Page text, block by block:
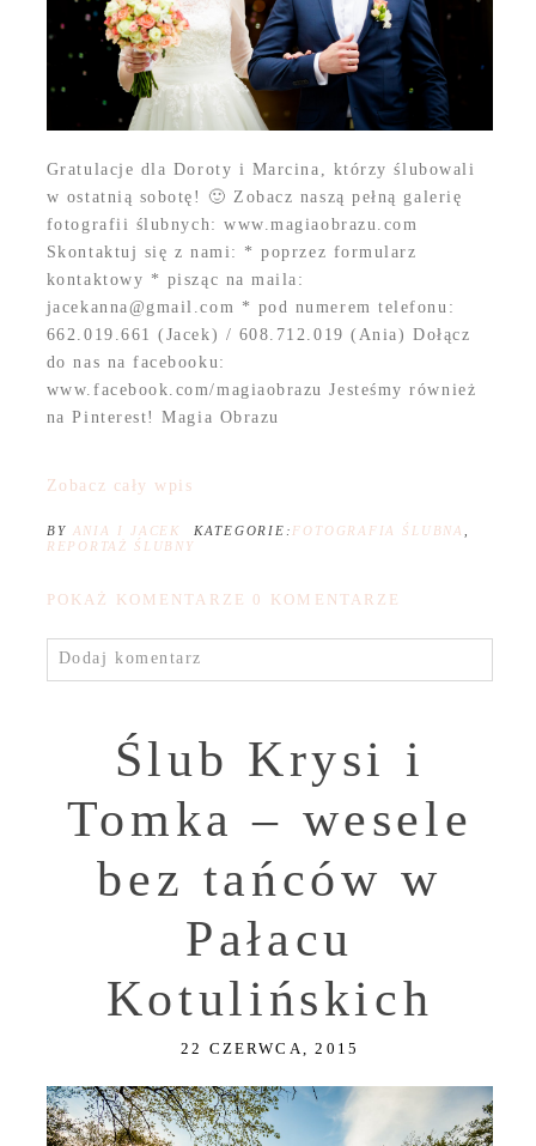
Gratulacje dla Doroty i Marcina, którzy ślubowali
w ostatnią sobotę! 🙂 Zobacz naszą pełną galerię
fotografii ślubnych: www.magiaobrazu.com
Skontaktuj się z nami: * poprzez formularz
kontaktowy * pisząc na maila:
jacekanna@gmail.com * pod numerem telefonu:
662.019.661 (Jacek) / 608.712.019 (Ania) Dołącz
do nas na facebooku:
www.facebook.com/magiaobrazu Jesteśmy również
na Pinterest! Magia Obrazu
Zobacz cały wpis
BY ANIA I JACEK KATEGORIE: FOTOGRAFIA ŚLUBNA
REPORTAŻ ŚLUBNY
POKAŻ KOMENTARZE 0 KOMENTARZE
Dodaj komentarz
Ślub Krysi i
Tomka – wesele
bez tańców w
Pałacu
Kotulińskich
22 CZERWCA, 2015